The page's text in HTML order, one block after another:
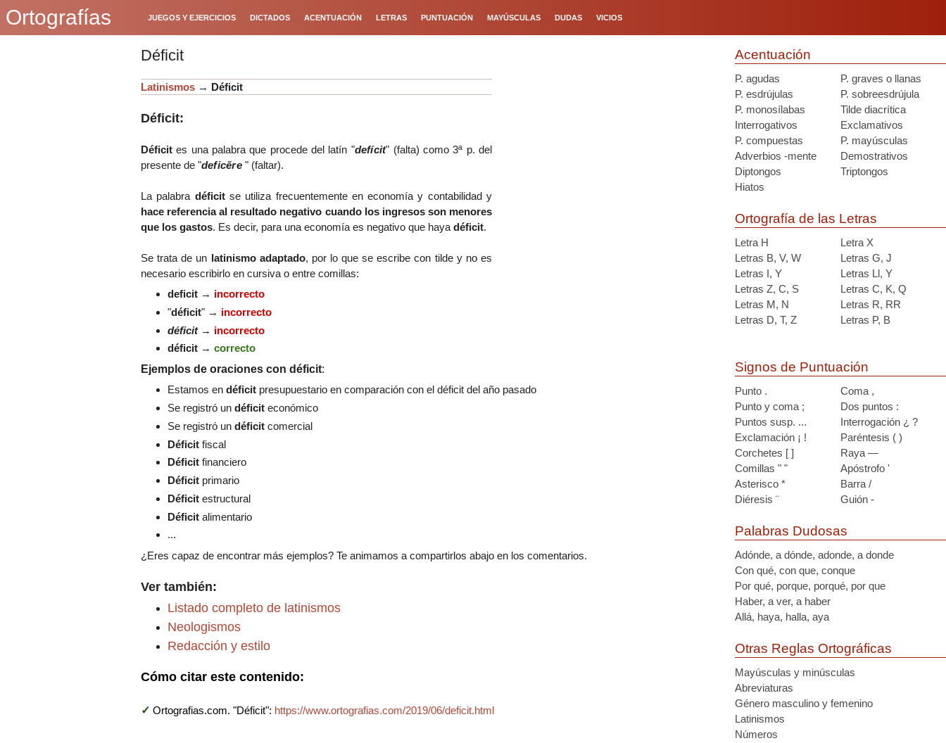
Ortografías JUEGOS Y EJERCICIOS DICTADOS ACENTUACIÓN LETRAS PUNTUACIÓN MAYÚSCULAS DUDAS VICIOS
Déficit
Latinismos → Déficit
Déficit:
Déficites una palabra que procede del latín "defícit" (falta) como 3ª p. del
presente de "deficĕre " (faltar).
La palabra déficitse utiliza frecuentemente en economía y contabilidad y
hace referencia al resultado negativo cuando los ingresos son menores
que los gastos. Es decir, para una economía es negativo que haya déficit.
Se trata de un latinismo adaptado, por lo que se escribe con tilde y no es
necesario escribirlo en cursiva o entre comillas:
deficit → incorrecto
"déficit" → incorrecto
déficit → incorrecto
déficit → correcto
Ejemplos de oraciones con déficit:
Estamos en déficit presupuestario en comparación con el déficit del año pasado
Se registró un déficit económico
Se registró un déficit comercial
Déficit fiscal
Déficit financiero
Déficit primario
Déficit estructural
Déficit alimentario
...
¿Eres capaz de encontrar más ejemplos? Te animamos a compartirlos abajo en los comentarios.
Ver también:
Listado completo de latinismos
Neologismos
Redacción y estilo
Cómo citar este contenido:
✓ Ortografias.com. "Déficit": https://www.ortografias.com/2019/06/deficit.html
Acentuación
P. agudas
P. graves o llanas
P. esdrújulas
P. sobreesdrújula
P. monosílabas
Tilde diacrítica
Interrogativos
Exclamativos
P. compuestas
P. mayúsculas
Adverbios -mente
Demostrativos
Diptongos
Triptongos
Hiatos
Ortografía de las Letras
Letra H
Letra X
Letras B, V, W
Letras G, J
Letras I, Y
Letras Ll, Y
Letras Z, C, S
Letras C, K, Q
Letras M, N
Letras R, RR
Letras D, T, Z
Letras P, B
Signos de Puntuación
Punto .
Coma ,
Punto y coma ;
Dos puntos :
Puntos susp. ...
Interrogación ¿ ?
Exclamación ¡ !
Paréntesis ( )
Corchetes [ ]
Raya —
Comillas " "
Apóstrofo '
Asterisco *
Barra /
Diéresis ¨
Guión -
Palabras Dudosas
Adónde, a dónde, adonde, a donde
Con qué, con que, conque
Por qué, porque, porqué, por que
Haber, a ver, a haber
Allá, haya, halla, aya
Otras Reglas Ortográficas
Mayúsculas y minúsculas
Abreviaturas
Género masculino y femenino
Latinismos
Números